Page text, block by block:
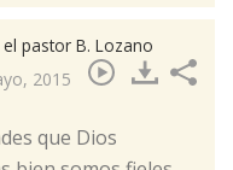
el pastor B. Lozano
2015
que Dios